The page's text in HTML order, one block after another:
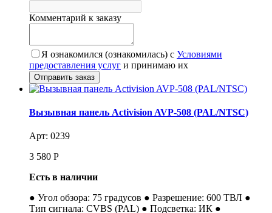
Комментарий к заказу
Я ознакомился (ознакомилась) с Условиями
предоставления услуг и принимаю их
Вызывная панель Activision AVP-508 (PAL/NTSC)
Арт: 0239
3 580 Р
Есть в наличии
● Угол обзора: 75 градусов ● Разрешение: 600 ТВЛ ●
Тип сигнала: CVBS (PAL) ● Подсветка: ИК ●